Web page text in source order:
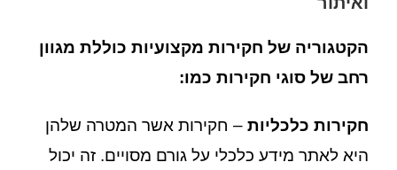
הקטגוריה של חקירות מקצועיות כוללת מגוון
רחב של סוגי חקירות כמו:
חקירות כלכליות – חקירות אשר המטרה שלהן
היא לאתר מידע כלכלי על גורם מסויים. זה יכול